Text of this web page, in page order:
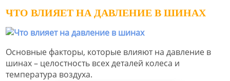
ЧТО ВЛИЯЕТ НА ДАВЛЕНИЕ В ШИНАХ
Основные факторы, которые влияют на давление в
шинах – целостность всех деталей колеса и
температура воздуха.